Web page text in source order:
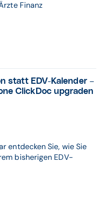
Finanz
statt EDV-Kalender –
ClickDoc upgraden
entdecken Sie, wie Sie
bisherigen EDV-